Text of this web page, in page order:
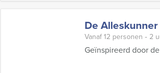
De
Vanaf 12 personen ‐ 2
Geïnspireerd door